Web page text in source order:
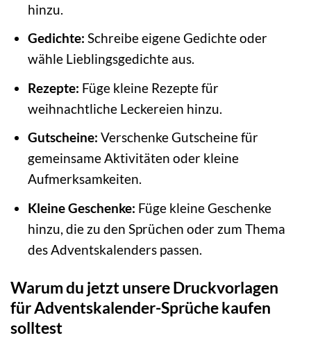
hinzu.
Gedichte: Schreibe eigene Gedichte oder
wähle Lieblingsgedichte aus.
Rezepte: Füge kleine Rezepte für
weihnachtliche Leckereien hinzu.
Gutscheine: Verschenke Gutscheine für
gemeinsame Aktivitäten oder kleine
Aufmerksamkeiten.
Kleine Geschenke: Füge kleine Geschenke
hinzu, die zu den Sprüchen oder zum Thema
des Adventskalenders passen.
Warum du jetzt unsere Druckvorlagen
für Adventskalender-Sprüche kaufen
solltest